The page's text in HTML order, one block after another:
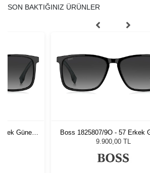
SON BAKTIĞINIZ ÜRÜNLER
Güneş
Boss 1825807/9O - 57 Erkek
Gözlüğü
9.900,00 TL